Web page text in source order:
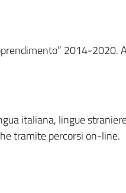
2014-2020.
italiana, lingue
tramite percorsi on-line.